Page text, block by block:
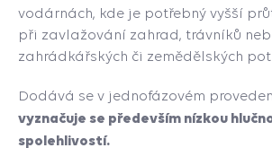
vodárnách, kde je potřebný vyšší
při zavlažování zahrad, trávníků
zahrádkářských či zemědělských
Dodává se v jednofázovém
vyznačuje se především nízkou
spolehlivostí.